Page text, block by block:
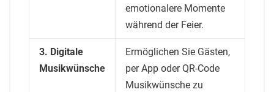
emotionalere Momente
während der Feier.
3. Digitale
Musikwünsche
Ermöglichen Sie Gästen,
per App oder QR-Code
Musikwünsche zu